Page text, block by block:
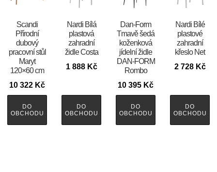
Scandi
Přírodní
dubový
pracovní stůl
Maryt
120×60 cm
10 322 Kč
DO
OBCHODU
Nardi Bílá
plastová
zahradní
židle Costa
1 888 Kč
DO
OBCHODU
​​​​​Dan-Form
Tmavě šedá
koženková
jídelní židle
DAN-FORM
Rombo
10 395 Kč
DO
OBCHODU
Nardi Bílé
plastové
zahradní
křeslo Net
2 728 Kč
DO
OBCHODU